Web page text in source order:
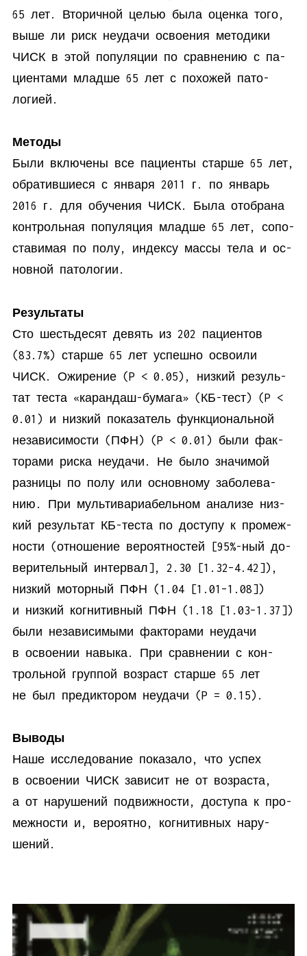
65 лет. Вто­рич­ной це­лью бы­ла оцен­ка то­го,
вы­ше ли риск неуда­чи осво­е­ния ме­то­ди­ки
ЧИСК в этой по­пуля­ции по срав­не­нию с па­
ци­ен­та­ми млад­ше 65 лет с по­хо­жей па­то­
логией.
Методы
Бы­ли вклю­че­ны все па­ци­ен­ты стар­ше 65 лет,
об­ра­тив­ши­е­ся с ян­ва­ря 2011 г. по ян­варь
2016 г. для обу­че­ния ЧИСК. Бы­ла ото­бра­на
кон­троль­ная по­пуля­ция млад­ше 65 лет, со­по­
ста­ви­мая по по­лу, ин­дек­су мас­сы те­ла и ос­
нов­ной па­то­логии.
Ре­зультаты
Сто шесть­де­сят де­вять из 202 па­ци­ен­тов
(83.7%) стар­ше 65 лет успеш­но осво­и­ли
ЧИСК. Ожи­ре­ние (P < 0.05), низ­кий ре­зуль­
тат те­ста «ка­ран­даш-бу­ма­га» (КБ-тест) (P <
0.01) и низ­кий по­ка­за­тель функ­цио­наль­ной
неза­ви­си­мо­сти (ПФН) (P < 0.01) бы­ли фак­
то­ра­ми рис­ка неуда­чи. Не бы­ло зна­чи­мой
раз­ни­цы по по­лу или ос­нов­но­му за­боле­ва­
нию. При муль­ти­ва­ри­а­бель­ном ана­ли­зе низ­
кий ре­зуль­тат КБ-те­ста по до­сту­пу к про­меж­
но­сти (от­но­ше­ние ве­ро­ят­но­стей [95%-ный до­
ве­ри­тель­ный ин­тер­вал], 2.30 [1.32–4.42]),
низ­кий мо­тор­ный ПФН (1.04 [1.01–1.08])
и низ­кий ко­гни­тив­ный ПФН (1.18 [1.03–1.37])
бы­ли неза­ви­си­мы­ми фак­то­ра­ми неуда­чи
в осво­е­нии на­вы­ка. При срав­не­нии с кон­
троль­ной груп­пой воз­раст стар­ше 65 лет
не был пре­дик­то­ром неуда­чи (P = 0.15).
Выводы
На­ше ис­сле­до­ва­ние по­ка­за­ло, что успех
в осво­е­нии ЧИСК за­ви­сит не от воз­рас­та,
а от на­ру­ше­ний по­движ­но­сти, до­сту­па к про­
меж­но­сти и, ве­ро­ят­но, ко­гни­тив­ных на­ру­
шений.